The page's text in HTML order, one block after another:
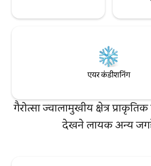
एयर कंडीशनिंग
गैरोत्सा ज्वालामुखीय क्षेत्र
देखने लायक अन्य